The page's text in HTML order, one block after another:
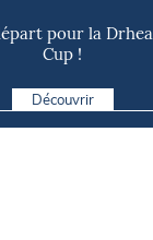
pour la
Cup !
Découvrir